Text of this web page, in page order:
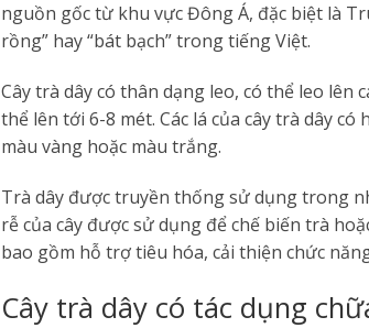
nguồn gốc từ khu vực Đông Á, đặc biệt là
rồng” hay “bát bạch” trong tiếng Việt.
Cây trà dây có thân dạng leo, có thể leo lên
thể lên tới 6-8 mét. Các lá của cây trà dây
màu vàng hoặc màu trắng.
Trà dây được truyền thống sử dụng trong
rễ của cây được sử dụng để chế biến trà
bao gồm hỗ trợ tiêu hóa, cải thiện chức
Cây trà dây có tác dụng